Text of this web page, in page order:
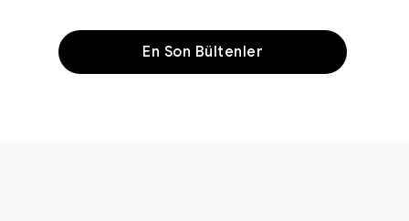
En Son Bültenler